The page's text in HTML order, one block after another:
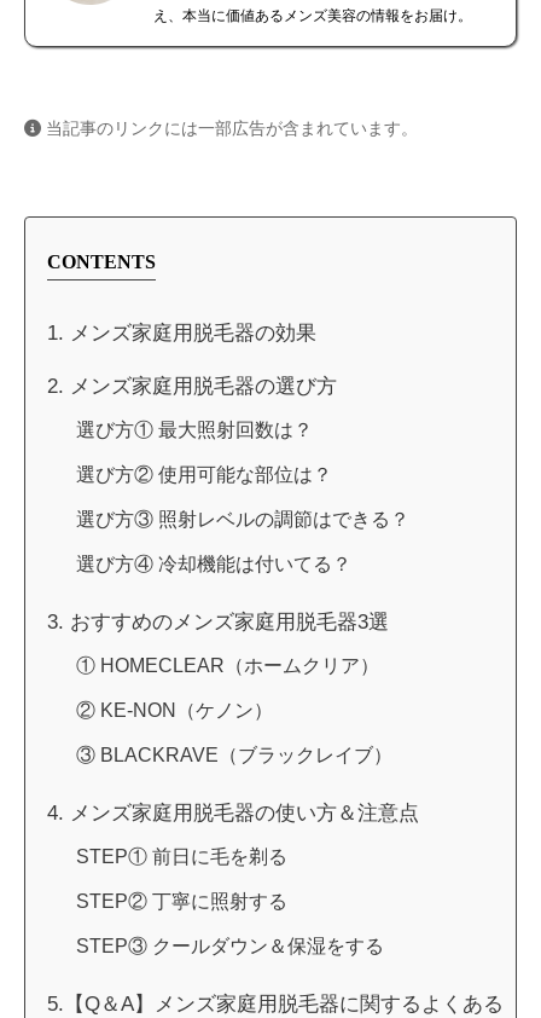
え、本当に価値あるメンズ美容の情報をお届け。
当記事のリンクには一部広告が含まれています。
CONTENTS
1. メンズ家庭用脱毛器の効果
2. メンズ家庭用脱毛器の選び方
選び方① 最大照射回数は？
選び方② 使用可能な部位は？
選び方③ 照射レベルの調節はできる？
選び方④ 冷却機能は付いてる？
3. おすすめのメンズ家庭用脱毛器3選
① HOMECLEAR（ホームクリア）
② KE-NON（ケノン）
③ BLACKRAVE（ブラックレイブ）
4. メンズ家庭用脱毛器の使い方＆注意点
STEP① 前日に毛を剃る
STEP② 丁寧に照射する
STEP③ クールダウン＆保湿をする
5.【Q＆A】メンズ家庭用脱毛器に関するよくある